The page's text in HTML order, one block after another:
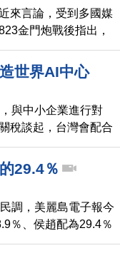
來言論，受到多國媒
金門炮戰後指出，
否則，中共現在就會
世界AI中心
與中小企業進行對
稅談起，台灣會配合
以協助川普將美國打
29.4％
調，美麗島電子報今
％、侯趙配為29.4％
蕭配明顯成長，已經